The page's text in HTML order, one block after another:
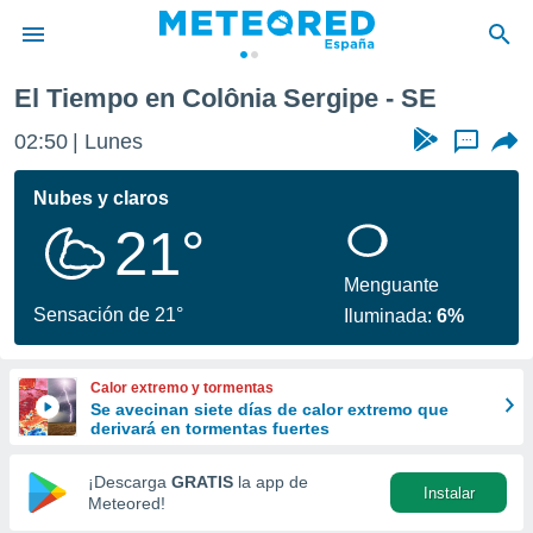
de
por
se
calidad.
a este
las
y
forma
digital
basada
El Tiempo en Colônia Sergipe - SE
02:50 Lunes ...
Nubes y claros
21°
Sensación de 21°
Menguante
Iluminada:6%
Calor extremo y tormentas
Se avecinan siete días de calor extremo que
derivará en tormentas fuertes
¡Descarga GRATIS la app de
Meteored!
Instalar